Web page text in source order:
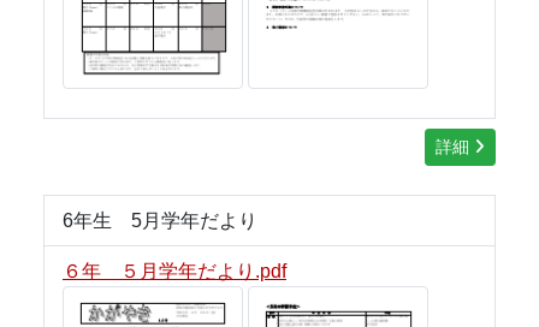
詳細
6年生 5月学年だより
６年 ５月学年だより.pdf